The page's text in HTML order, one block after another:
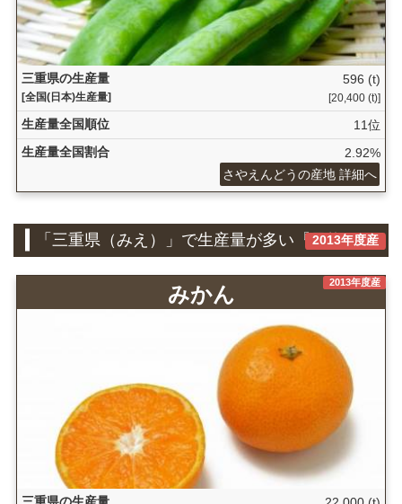
三重県の生産量
[全国(日本)生産量]
596 (t)
[20,400 (t)]
生産量全国順位
11位
生産量全国割合
2.92%
さやえんどうの産地 詳細へ
2013年度産
「三重県（みえ）」で生産量が多い『果物』
2013年度産
みかん